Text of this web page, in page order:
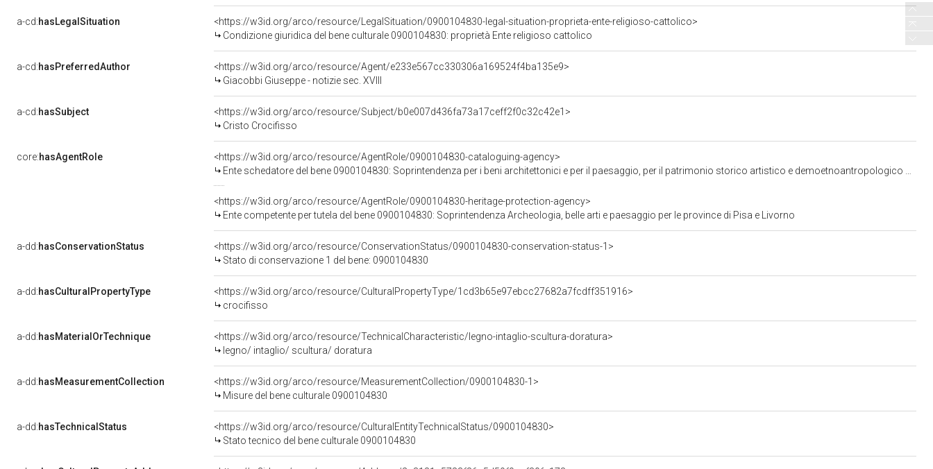
a-cd:hasLegalSituation
<https://w3id.org/arco/resource/LegalSituation/0900104830-legal-situation-proprieta-ente-religioso-cattolico>
Condizione giuridica del bene culturale 0900104830: proprietà Ente religioso cattolico
a-cd:hasPreferredAuthor
<https://w3id.org/arco/resource/Agent/e233e567cc330306a169524f4ba135e9>
Giacobbi Giuseppe - notizie sec. XVIII
a-cd:hasSubject
<https://w3id.org/arco/resource/Subject/b0e007d436fa73a17ceff2f0c32c42e1>
Cristo Crocifisso
core:hasAgentRole
<https://w3id.org/arco/resource/AgentRole/0900104830-cataloguing-agency>
Ente schedatore del bene 0900104830: Soprintendenza per i beni architettonici e per il paesaggio, per il patrimonio storico artistico e demoetnoantropologico di Pisa, Livorno, Lucca e Massa Carrara
<https://w3id.org/arco/resource/AgentRole/0900104830-heritage-protection-agency>
Ente competente per tutela del bene 0900104830: Soprintendenza Archeologia, belle arti e paesaggio per le province di Pisa e Livorno
a-dd:hasConservationStatus
<https://w3id.org/arco/resource/ConservationStatus/0900104830-conservation-status-1>
Stato di conservazione 1 del bene: 0900104830
a-dd:hasCulturalPropertyType
<https://w3id.org/arco/resource/CulturalPropertyType/1cd3b65e97ebcc27682a7fcdff351916>
crocifisso
a-dd:hasMaterialOrTechnique
<https://w3id.org/arco/resource/TechnicalCharacteristic/legno-intaglio-scultura-doratura>
legno/ intaglio/ scultura/ doratura
a-dd:hasMeasurementCollection
<https://w3id.org/arco/resource/MeasurementCollection/0900104830-1>
Misure del bene culturale 0900104830
a-dd:hasTechnicalStatus
<https://w3id.org/arco/resource/CulturalEntityTechnicalStatus/0900104830>
Stato tecnico del bene culturale 0900104830